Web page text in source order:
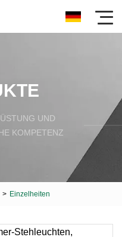
UND
KOMPETENZ
> Einzelheiten